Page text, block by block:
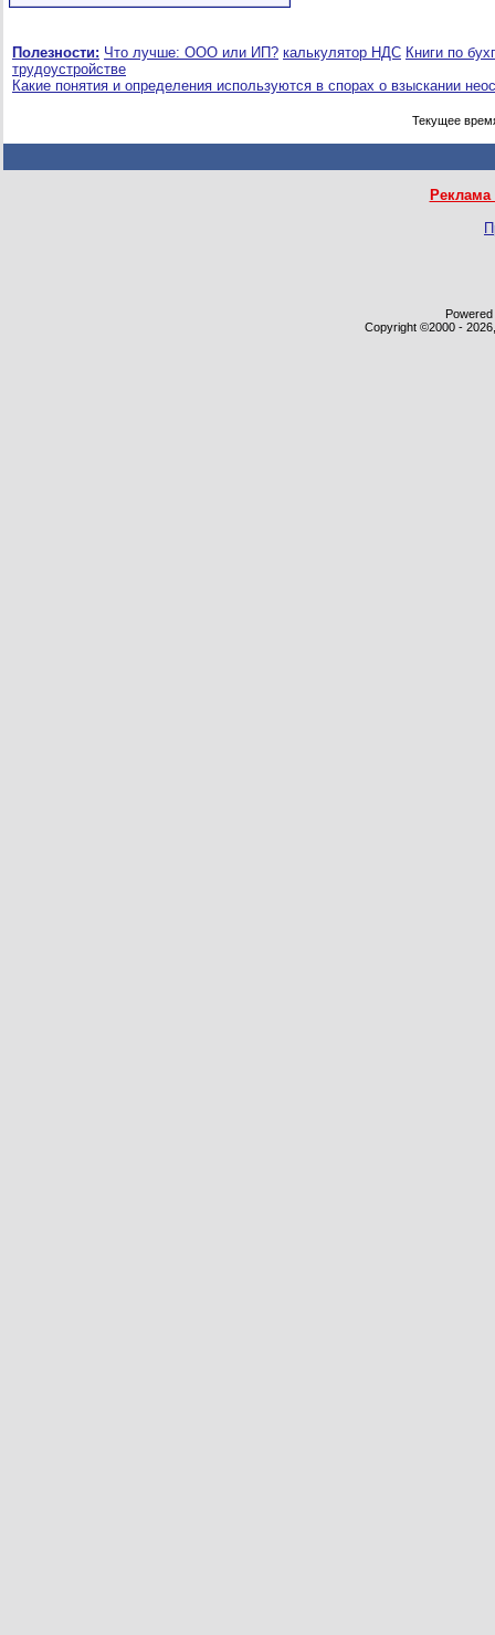
Полезности: Что лучше: ООО или ИП? калькулятор НДС Книги по
трудоустройстве
Какие понятия и определения используются в спорах о взыскании
Текущее
Copyright ©2000 -